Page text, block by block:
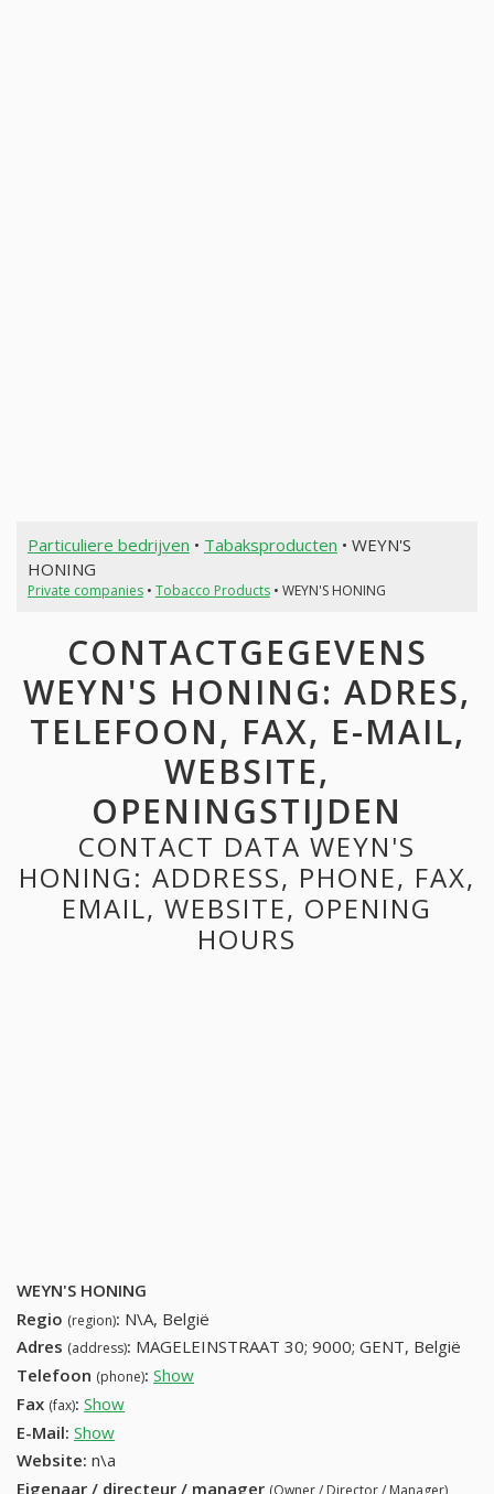
Particuliere bedrijven • Tabaksproducten • WEYN'S
HONING
Private companies• Tobacco Products• WEYN'S HONING
CONTACTGEGEVENS
WEYN'S HONING: ADRES,
TELEFOON, FAX, E-MAIL,
WEBSITE,
OPENINGSTIJDEN
CONTACT DATA WEYN'S
HONING: ADDRESS, PHONE, FAX,
EMAIL, WEBSITE, OPENING
HOURS
WEYN'S HONING
Regio (region): N\A, België
Adres (address): MAGELEINSTRAAT 30; 9000; GENT, België
Telefoon (phone): Show
Fax (fax): Show
E-Mail: Show
Website: n\a
Eigenaar / directeur / manager